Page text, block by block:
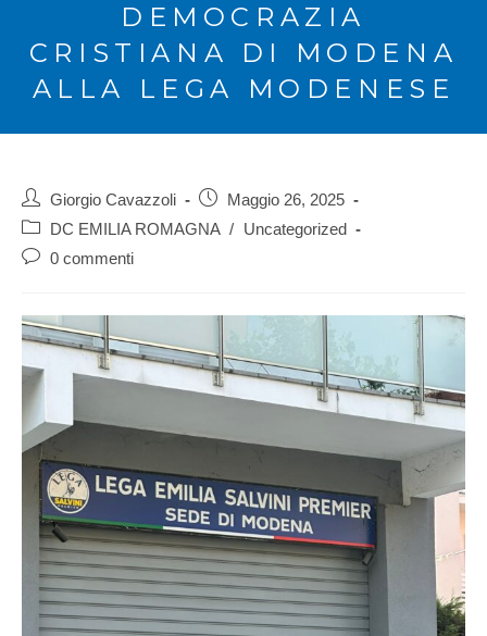
DEMOCRAZIA
CRISTIANA DI MODENA
ALLA LEGA MODENESE
Giorgio Cavazzoli
Maggio 26, 2025
DC EMILIA ROMAGNA /
Uncategorized
0 commenti